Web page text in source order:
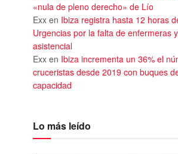
«nula de pleno derecho» de Lío
Exx en Ibiza registra hasta 12 horas
Urgencias por la falta de enfermeras
asistencial
Exx en Ibiza incrementa un 36% el
cruceristas desde 2019 con buques
capacidad
Lo más leído